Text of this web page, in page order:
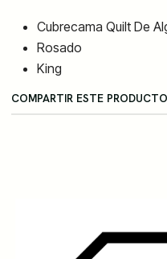
Cubrecama Quilt De
Rosado
King
COMPARTIR ESTE PRODUCTO